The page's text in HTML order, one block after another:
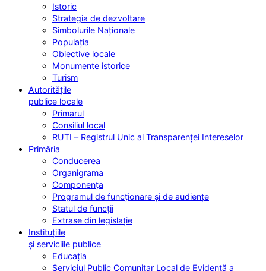
Istoric
Strategia de dezvoltare
Simbolurile Naționale
Populația
Obiective locale
Monumente istorice
Turism
Autoritățile
publice locale
Primarul
Consiliul local
RUTI – Registrul Unic al Transparenței Intereselor
Primăria
Conducerea
Organigrama
Componența
Programul de funcționare și de audiențe
Statul de funcții
Extrase din legislație
Instituțiile
și serviciile publice
Educația
Serviciul Public Comunitar Local de Evidență a